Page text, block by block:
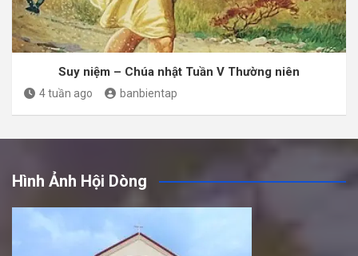
Suy niệm – Chúa nhật Tuần V Thường niên
4 tuần ago banbientap
Hình Ảnh Hội Dòng